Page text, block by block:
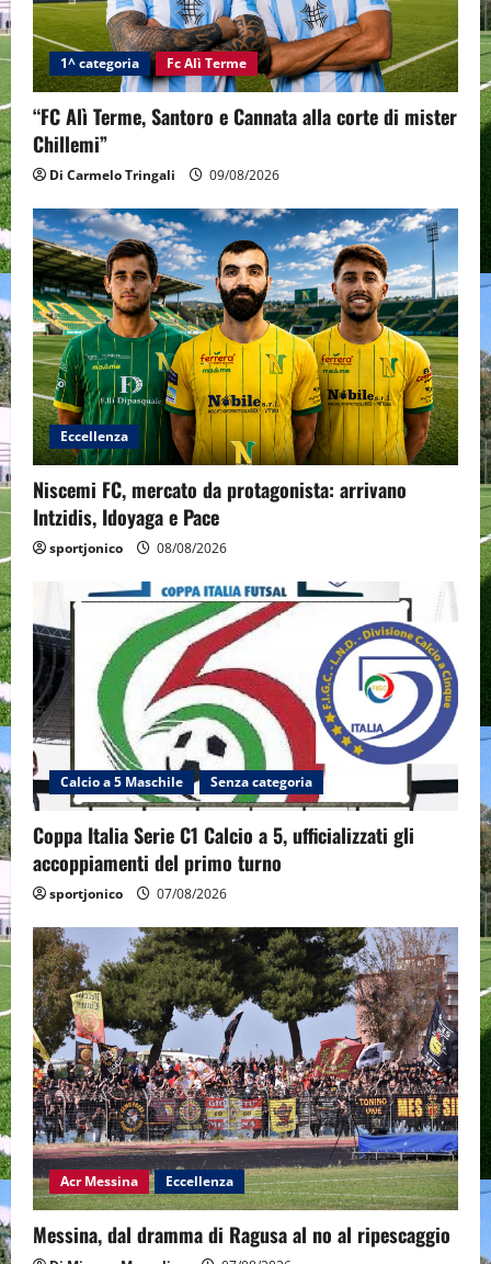
1^ categoria Fc Alì Terme
“FC Alì Terme, Santoro e Cannata alla corte di mister
Chillemi”
Di Carmelo Tringali 09/08/2026
Eccellenza
Niscemi FC, mercato da protagonista: arrivano
Intzidis, Idoyaga e Pace
sportjonico 08/08/2026
Calcio a 5 Maschile Senza categoria
Coppa Italia Serie C1 Calcio a 5, ufficializzati gli
accoppiamenti del primo turno
sportjonico 07/08/2026
Acr Messina Eccellenza
Messina, dal dramma di Ragusa al no al ripescaggio